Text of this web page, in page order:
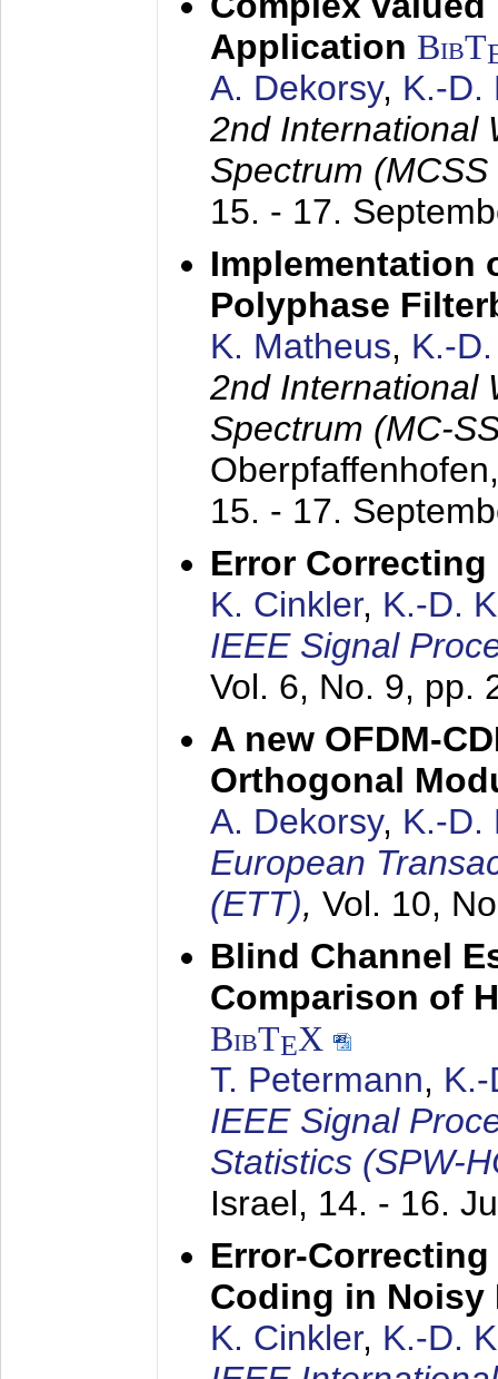
Application BibT
A. Dekorsy, K.-D.
2nd International
Spectrum
15. - 17.
Implementation
Polyphase
K. Matheus, K.-
2nd International
Spectrum (MC-
15. - 17.
Error
K. Cinkler, K.-D.
IEEE Signal
Vol. 6, No. 9, pp.
A new OFDM-
Orthogonal
A. Dekorsy, K.-D.
European
(ETT), Vol. 10,
Blind Channel
Comparison of
BibTEX
T. Petermann,
IEEE Signal
Statistics (SPW-
Israel, 14. - 16.
Error-
Coding in Noisy
K. Cinkler, K.-D.